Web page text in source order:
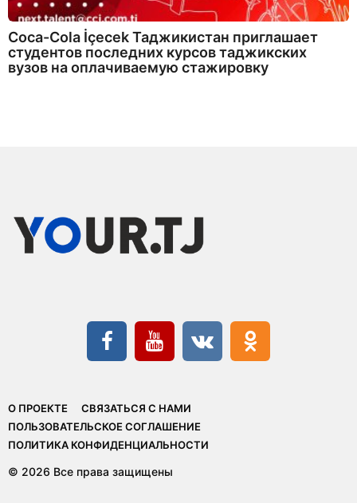
Coca-Cola İçecek Таджикистан приглашает
студентов последних курсов таджикских
вузов на оплачиваемую стажировку
О ПРОЕКТЕ
СВЯЗАТЬСЯ С НАМИ
ПОЛЬЗОВАТЕЛЬСКОЕ СОГЛАШЕНИЕ
ПОЛИТИКА КОНФИДЕНЦИАЛЬНОСТИ
© 2026 Все права защищены